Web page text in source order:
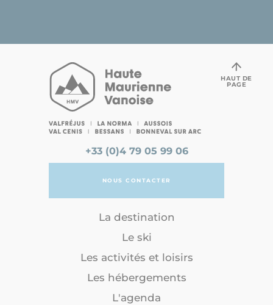
+33 (0)4 79 05 99 06
NOUS CONTACTER
La destination
Le ski
Les activités et loisirs
Les hébergements
L'agenda
HAUT DE
PAGE